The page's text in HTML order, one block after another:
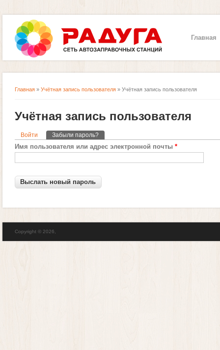
Главная
Главная » Учётная запись пользователя » Учётная запись пользователя
Учётная запись пользователя
Главные вкладки
Войти Забыли пароль?
Имя пользователя или адрес электронной почты *
Copyright © 2026,